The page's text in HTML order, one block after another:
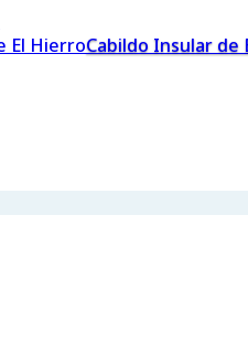
Cabildo Insular de